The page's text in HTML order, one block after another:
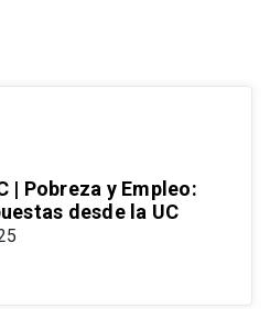
| Pobreza y Empleo:
desde la UC